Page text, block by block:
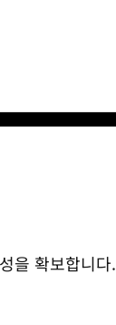
을 확보합니다.